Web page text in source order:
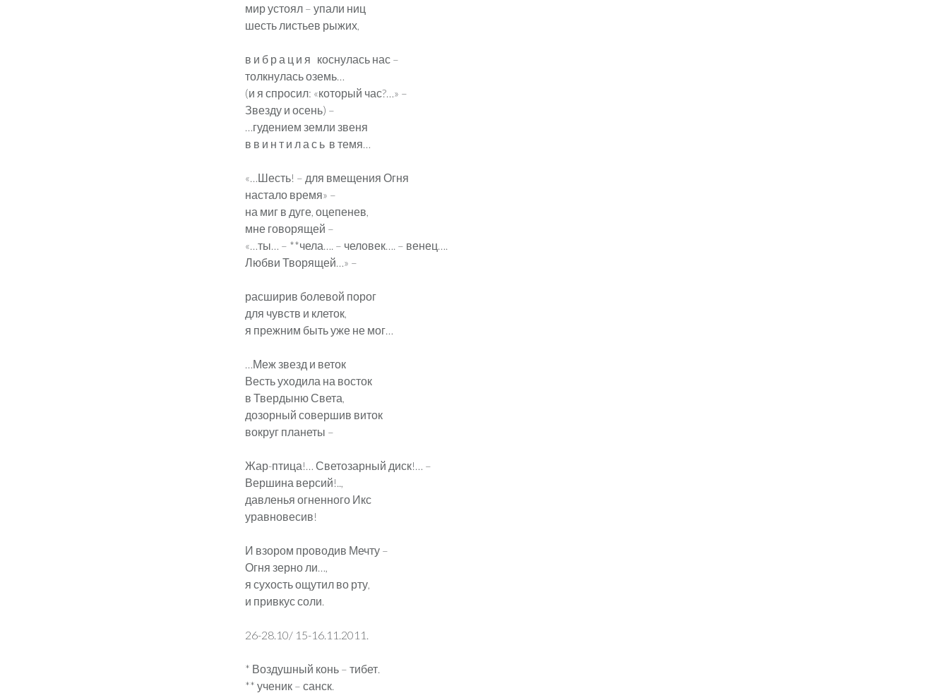
мир устоял – упали ниц
шесть листьев рыжих,
в и б р а ц и я коснулась нас –
толкнулась оземь…
(и я спросил: «который час?…» –
Звезду и осень) –
…гудением земли звеня
в в и н т и л а с ь в темя…
«…Шесть! – для вмещения Огня
настало время» –
на миг в дуге, оцепенев,
мне говорящей –
«…ты… – **чела…. – человек…. – венец….
Любви Творящей…» –
расширив болевой порог
для чувств и клеток,
я прежним быть уже не мог…
…Меж звезд и веток
Весть уходила на восток
в Твердыню Света,
дозорный совершив виток
вокруг планеты –
Жар-птица!… Светозарный диск!… –
Вершина версий!..,
давленья огненного Икс
уравновесив!
И взором проводив Мечту –
Огня зерно ли…,
я сухость ощутил во рту,
и привкус соли.
26-28.10/ 15-16.11.2011.
* Воздушный конь – тибет.
** ученик – санск.